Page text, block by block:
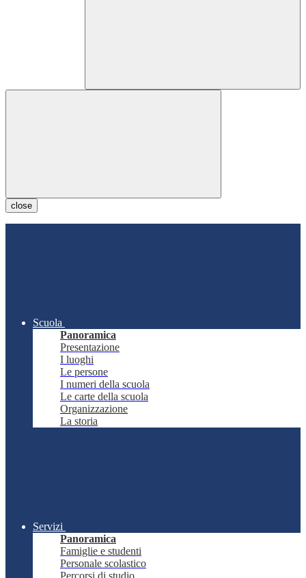
close
Scuola
Panoramica
Presentazione
I luoghi
Le persone
I numeri della scuola
Le carte della scuola
Organizzazione
La storia
Servizi
Panoramica
Famiglie e studenti
Personale scolastico